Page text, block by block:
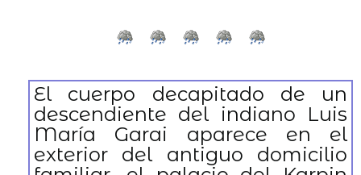
El cuerpo decapitado de un
descendiente del indiano Luis
María Garai aparece en el
exterior del antiguo domicilio